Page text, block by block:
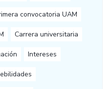
convocatoria UAM
Carrera universitaria
Intereses